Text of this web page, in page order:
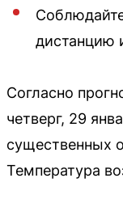
дистанцию
Согласно
четверг, 29
существенных
Температура